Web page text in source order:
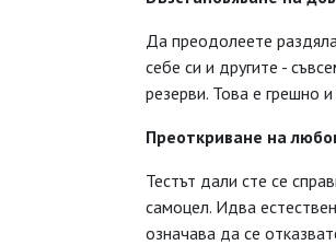
Да преодолеете
себе си и другите -
резерви. Това е грешно
Преоткриване на
Тестът дали сте се
самоцел. Идва
означава да се